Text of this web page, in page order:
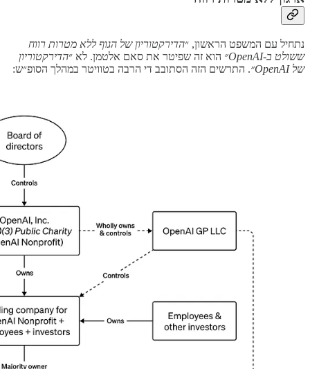
נתחיל עם המשפט הראשון, ״הדירקטוריון של הגוף ללא מטרות רווח
ששולט ב-OpenAI״
הוא זה שפיטר את סאם אלטמן. לא ״הדירקטוריון
של OpenAI״
. התרשים הזה הסתובב די הרבה בטוויטר במהלך הסופ״ש: